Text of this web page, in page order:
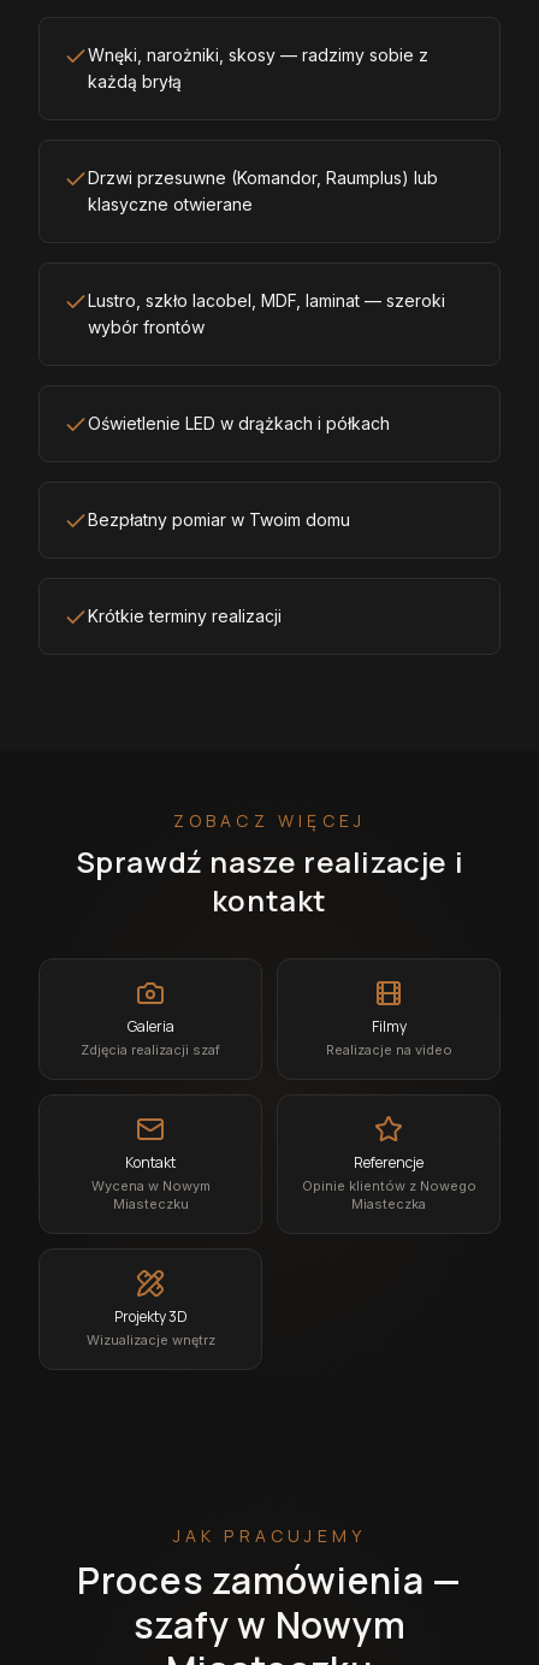
Wnęki, narożniki, skosy — radzimy sobie z
każdą bryłą
Drzwi przesuwne (Komandor, Raumplus) lub
klasyczne otwierane
Lustro, szkło lacobel, MDF, laminat — szeroki
wybór frontów
Oświetlenie LED w drążkach i półkach
Bezpłatny pomiar w Twoim domu
Krótkie terminy realizacji
ZOBACZ WIĘCEJ
Sprawdź nasze realizacje i
kontakt
Galeria
Zdjęcia realizacji szaf
Filmy
Realizacje na video
Kontakt
Wycena w Nowym
Miasteczku
Referencje
Opinie klientów z Nowego
Miasteczka
Projekty 3D
Wizualizacje wnętrz
JAK PRACUJEMY
Proces zamówienia —
szafy w Nowym